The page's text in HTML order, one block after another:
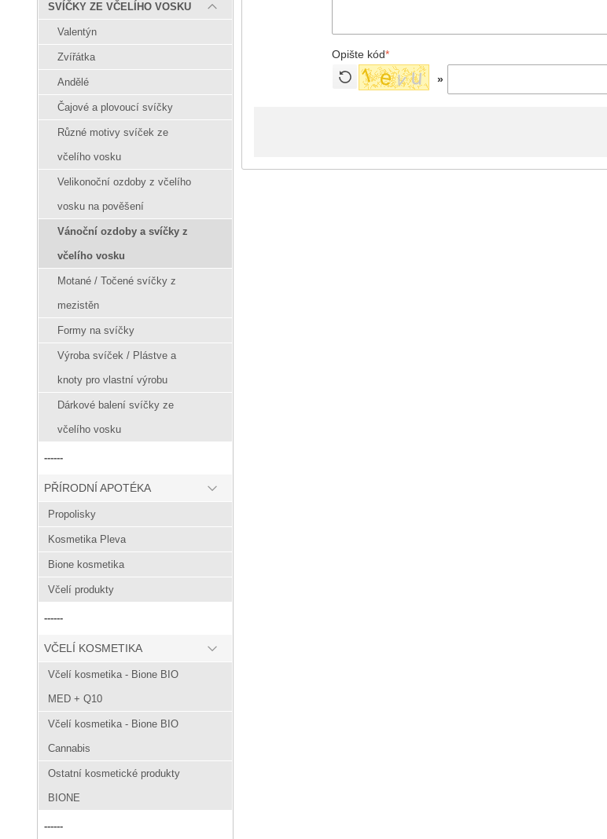
SVÍČKY ZE VČELÍHO VOSKU
Valentýn
Zvířátka
Andělé
Čajové a plovoucí svíčky
Různé motivy svíček ze
včelího vosku
Velikonoční ozdoby z včelího
vosku na pověšení
Vánoční ozdoby a svíčky z
včelího vosku
Motané / Točené svíčky z
mezistěn
Formy na svíčky
Výroba svíček / Plástve a
knoty pro vlastní výrobu
Dárkové balení svíčky ze
včelího vosku
------
PŘÍRODNÍ APOTÉKA
Propolisky
Kosmetika Pleva
Bione kosmetika
Včelí produkty
------
VČELÍ KOSMETIKA
Včelí kosmetika - Bione BIO
MED + Q10
Včelí kosmetika - Bione BIO
Cannabis
Ostatní kosmetické produkty
BIONE
------
Opište kód*
»